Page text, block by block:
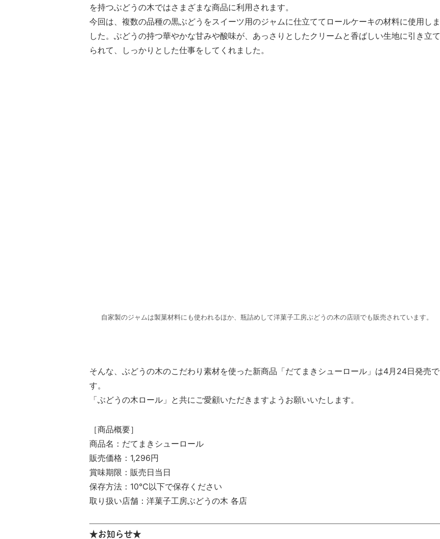
を持つぶどうの木ではさまざまな商品に利用されます。
今回は、複数の品種の黒ぶどうをスイーツ用のジャムに仕立ててロールケーキの材料に使用しま
した。ぶどうの持つ華やかな甘みや酸味が、あっさりとしたクリームと香ばしい生地に引き立て
られて、しっかりとした仕事をしてくれました。
自家製のジャムは製菓材料にも使われるほか、瓶詰めして洋菓子工房ぶどうの木の店頭でも販売されています。
そんな、ぶどうの木のこだわり素材を使った新商品「だてまきシューロール」は4月24日発売で
す。
「ぶどうの木ロール」と共にご愛顧いただきますようお願いいたします。
［商品概要］
商品名：だてまきシューロール
販売価格：1,296円
賞味期限：販売日当日
保存方法：10℃以下で保存ください
取り扱い店舗：洋菓子工房ぶどうの木 各店
★お知らせ★